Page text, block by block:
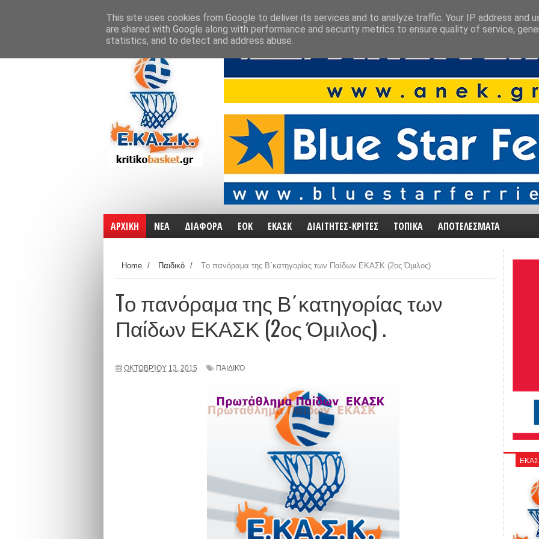
ΑΡΧΙΚΗ ΝΕΑ ΔΙΑΦΟΡΑ ΕΟΚ ΕΚΑΣΚ ΔΙΑΙΤΗΤΕΣ-ΚΡΙΤΕΣ ΤΟΠΙΚΑ ΑΠΟΤΕΛΕΣΜΑΤΑ
Home / Παιδικό / Tο πανόραμα της Β΄κατηγορίας των Παίδων ΕΚΑΣΚ (2ος Όμιλος) .
Tο πανόραμα της Β΄κατηγορίας των
Παίδων ΕΚΑΣΚ (2ος Όμιλος) .
ΟΚΤΩΒΡΊΟΥ 13, 2015 ΠΑΙΔΙΚΌ
This site uses cookies from Google to deliver its services and to analyze traffic. Your IP address and
are shared with Google along with performance and security metrics to ensure quality of service,
statistics, and to detect and address abuse.